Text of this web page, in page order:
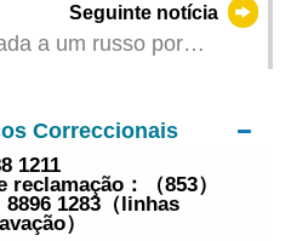
organizações locais
em prol de promover, em
Seguinte notícia
a um russo por
Correccionais
1211
：（853）
8896 1283（linhas
）